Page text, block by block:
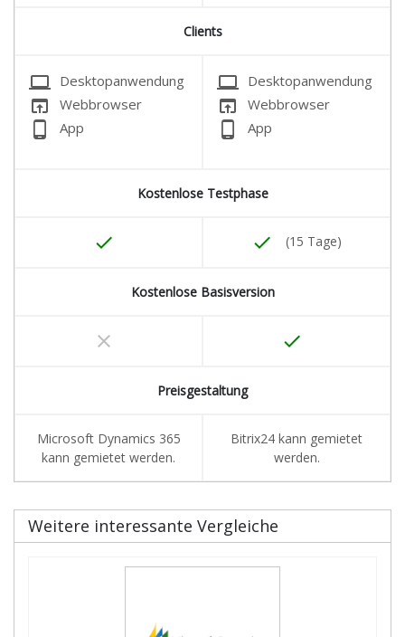
Clients
laptop Desktopanwendung
open_in_browser Webbrowser
phone_android App
laptop Desktopanwendung
open_in_browser Webbrowser
phone_android App
Kostenlose Testphase
done done (15 Tage)
Kostenlose Basisversion
clear done
Preisgestaltung
Microsoft Dynamics 365
kann gemietet werden.
Bitrix24 kann gemietet
werden.
Weitere interessante Vergleiche